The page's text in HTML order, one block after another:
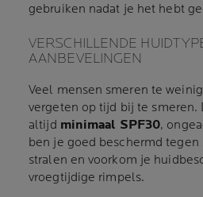
gebruiken nadat je het hebt
VERSCHILLENDE
AANBEVELINGEN
Veel mensen smeren te
vergeten op tijd bij te smeren.
altijd minimaal SPF30,
ben je goed beschermd tegen
stralen en voorkom je
vroegtijdige rimpels.